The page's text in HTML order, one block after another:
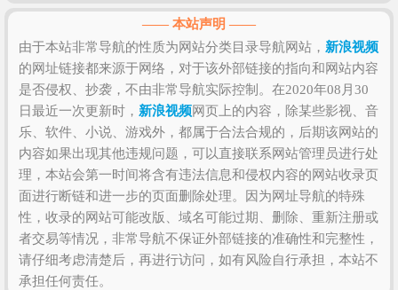
问时长等！当然，任何一个网站是否值得您去浏览和
收藏，还是需要根据您自身的需求以及浏览网站的体
验和感受来决定，因为只有符合您自己的网站才是最
好的。
抖音
w3school
知乎专栏
纳米搜索
Ecosia
脚本之家
环球网
北京时间
GitHub
SSLs.com
语文迷
Gitee码云
CSDN博客
虎扑篮球 美得云
—— 本站声明 ——
由于本站非常导航的性质为网站分类目录导航网站， 新浪视频
的网址链接都来源于网络，对于该外部链接的指向和网站内容
是否侵权、抄袭，不由非常导航实际控制。在2020年08月30
日最近一次更新时， 新浪视频网页上的内容，除某些影视、音
乐、软件、小说、游戏外，都属于合法合规的，后期该网站的
内容如果出现其他违规问题，可以直接联系网站管理员进行处
理，本站会第一时间将含有违法信息和侵权内容的网站收录页
面进行断链和进一步的页面删除处理。因为网址导航的特殊
性，收录的网站可能改版、域名可能过期、删除、重新注册或
者交易等情况，非常导航不保证外部链接的准确性和完整性，
请仔细考虑清楚后，再进行访问，如有风险自行承担，本站不
承担任何责任。